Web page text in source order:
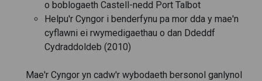
o boblogaeth Castell-nedd Port Talbot
Helpu'r Cyngor i benderfynu pa mor dda y mae'n
cyflawni ei rwymedigaethau o dan Ddeddf
Cydraddoldeb (2010)
Mae'r Cyngor yn cadw'r wybodaeth bersonol ganlynol